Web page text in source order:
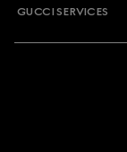
GUCCI SERVICES